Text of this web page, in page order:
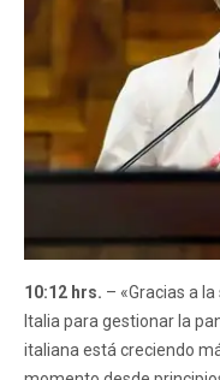
10:12 hrs. – «Gracias a
Italia para gestionar la
italiana está creciendo